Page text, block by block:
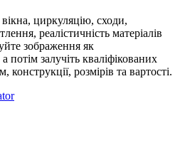
вікна, циркуляцію, сходи,
реалістичність матеріалів
зображення як
залучіть кваліфікованих
конструкції, розмірів та вартості.